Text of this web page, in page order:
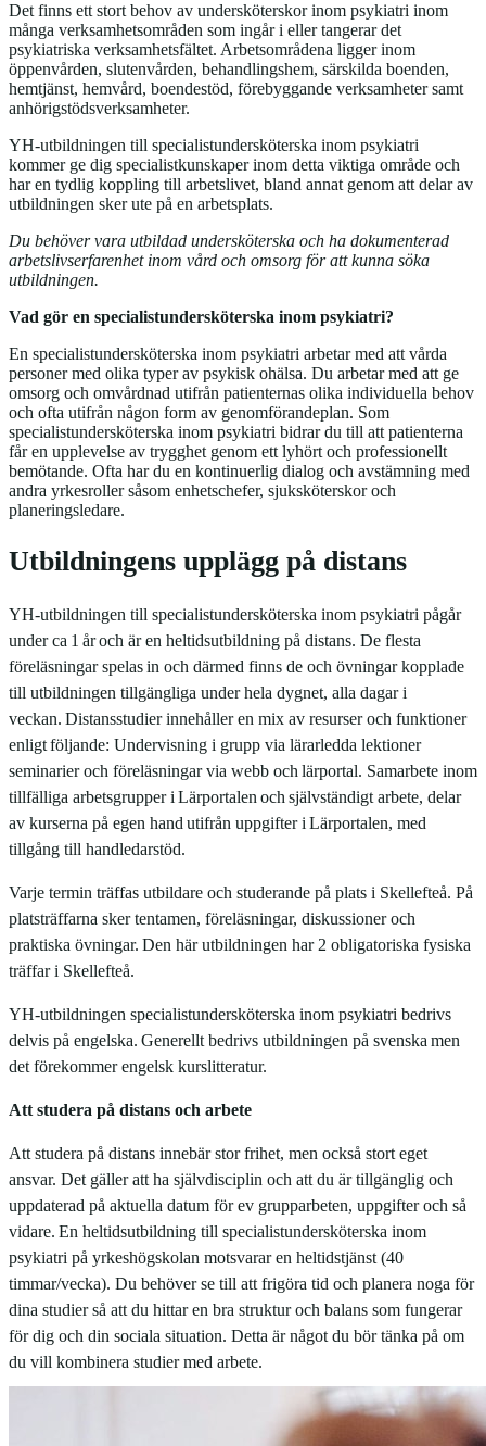
Det finns ett stort behov av undersköterskor inom psykiatri inom
många verksamhetsområden som ingår i eller tangerar det
psykiatriska verksamhetsfältet. Arbetsområdena ligger inom
öppenvården, slutenvården, behandlingshem, särskilda boenden,
hemtjänst, hemvård, boendestöd, förebyggande verksamheter samt
anhörigstödsverksamheter.
YH-utbildningen till specialistundersköterska inom psykiatri
kommer ge dig specialistkunskaper inom detta viktiga område och
har en tydlig koppling till arbetslivet, bland annat genom att delar av
utbildningen sker ute på en arbetsplats.
Du behöver vara utbildad undersköterska och ha dokumenterad
arbetslivserfarenhet inom vård och omsorg för att kunna söka
utbildningen.
Vad gör en specialistundersköterska inom psykiatri?
En specialistundersköterska inom psykiatri arbetar med att vårda
personer med olika typer av psykisk ohälsa. Du arbetar med att ge
omsorg och omvårdnad utifrån patienternas olika individuella behov
och ofta utifrån någon form av genomförandeplan. Som
specialistundersköterska inom psykiatri bidrar du till att patienterna
får en upplevelse av trygghet genom ett lyhört och professionellt
bemötande. Ofta har du en kontinuerlig dialog och avstämning med
andra yrkesroller såsom enhetschefer, sjuksköterskor och
planeringsledare.
Utbildningens upplägg på distans
YH-utbildningen till specialistundersköterska inom psykiatri pågår
under ca 1 åroch är en heltidsutbildning på distans. De flesta
föreläsningar spelasin och därmed finns de och övningar kopplade
till utbildningen tillgängliga under hela dygnet, alla dagar i
veckan. Distansstudier innehåller en mix av resurser och funktioner
enligtföljande: Undervisning i grupp via lärarledda lektioner
seminarier och föreläsningar via webb och lärportal. Samarbete inom
tillfälliga arbetsgrupper i Lärportalen och självständigt arbete, delar
av kurserna på egen hand utifrån uppgifter i Lärportalen, med
tillgång till handledarstöd.
Varje termin träffas utbildare och studerande på plats i Skellefteå. På
platsträffarna sker tentamen, föreläsningar, diskussioner och
praktiska övningar. Den här utbildningen har 2 obligatoriska fysiska
träffar i Skellefteå.
YH-utbildningen specialistundersköterska inom psykiatri bedrivs
delvis på engelska. Generellt bedrivs utbildningen på svenska men
det förekommer engelsk kurslitteratur.
Att studera på distans och arbete
Att studera på distans innebär stor frihet, men också stort eget
ansvar. Det gäller att ha självdisciplin och att du är tillgänglig och
uppdaterad på aktuella datum för ev grupparbeten, uppgifter och så
vidare. En heltidsutbildning till specialistundersköterska inom
psykiatri på yrkeshögskolan motsvarar en heltidstjänst (40
timmar/vecka). Du behöver se till att frigöra tid och planera noga för
dina studier så att du hittar en bra struktur och balans som fungerar
för dig och din sociala situation. Detta är något du bör tänka på om
du vill kombinera studier med arbete.